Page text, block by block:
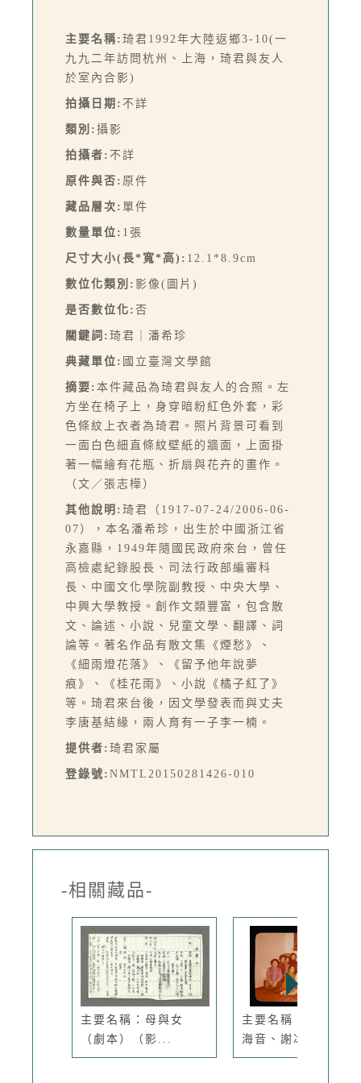
主要名稱: 琦君1992年大陸返鄉3-10(一
九九二年訪問杭州、上海，琦君與友人
於室內合影)
拍攝日期: 不詳
類別: 攝影
拍攝者: 不詳
原件與否: 原件
藏品層次: 單件
數量單位: 1張
尺寸大小(長*寬*高): 12.1*8.9cm
數位化類別: 影像(圖片)
是否數位化: 否
關鍵詞: 琦君｜潘希珍
典藏單位: 國立臺灣文學館
摘要: 本件藏品為琦君與友人的合照。左
方坐在椅子上，身穿暗粉紅色外套，彩
色條紋上衣者為琦君。照片背景可看到
一面白色細直條紋壁紙的牆面，上面掛
著一幅繪有花瓶、折扇與花卉的畫作。
（文／張志樺）
其他說明: 琦君（1917-07-24/2006-06-
07），本名潘希珍，出生於中國浙江省
永嘉縣，1949年隨國民政府來台，曾任
高檢處紀錄股長、司法行政部編審科
長、中國文化學院副教授、中央大學、
中興大學教授。創作文類豐富，包含散
文、論述、小說、兒童文學、翻譯、詞
論等。著名作品有散文集《煙愁》、
《細雨燈花落》、《留予他年說夢
痕》、《桂花雨》、小說《橘子紅了》
等。琦君來台後，因文學發表而與丈夫
李唐基結緣，兩人育有一子李一楠。
提供者: 琦君家屬
登錄號: NMTL20150281426-010
-相關藏品-
主要名稱：母與女
（劇本）（影...
主要名稱：琦君與林
海音、謝冰...